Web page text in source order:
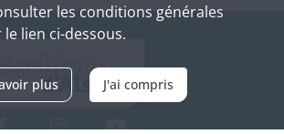
les conditions générales
lien ci-dessous.
plus J'ai compris